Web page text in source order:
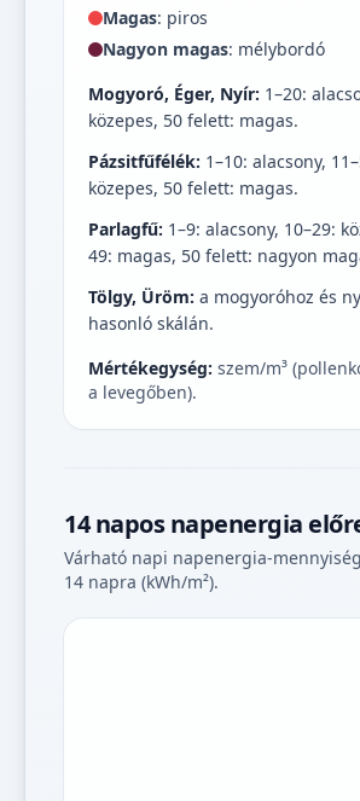
Magas: piros
Nagyon magas: mélybordó
Mogyoró, Éger, Nyír: 1–20:
közepes, 50 felett: magas.
Pázsitfűfélék: 1–10: alacsony,
közepes, 50 felett: magas.
Parlagfű: 1–9: alacsony, 10–29:
49: magas, 50 felett: nagyon
Tölgy, Üröm: a mogyoróhoz és
hasonló skálán.
Mértékegység: szem/m³
a levegőben).
14 napos napenergia
Várható napi napenergia-
14 napra (kWh/m²).